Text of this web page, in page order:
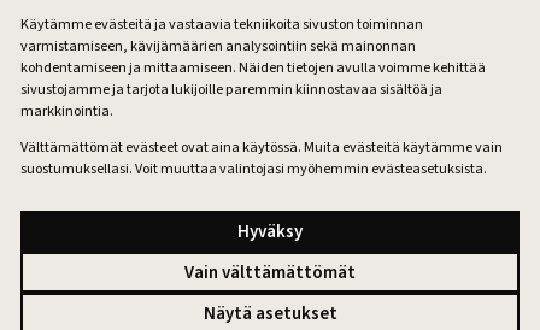
Käytämme evästeitä ja vastaavia tekniikoita sivuston toiminnan
varmistamiseen, kävijämäärien analysointiin sekä mainonnan
kohdentamiseen ja mittaamiseen. Näiden tietojen avulla voimme kehittää
sivustojamme ja tarjota lukijoille paremmin kiinnostavaa sisältöä ja
markkinointia.
Välttämättömät evästeet ovat aina käytössä. Muita evästeitä käytämme vain
suostumuksellasi. Voit muuttaa valintojasi myöhemmin evästeasetuksista.
Hyväksy
Vain välttämättömät
Näytä asetukset
Maatilan Pellervo
Facebook
Instagram
EvästeetEvästeasetukset